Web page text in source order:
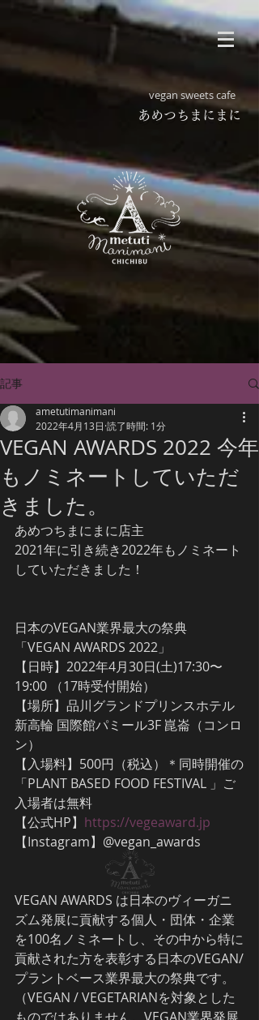
vegan sweets cafe
​あめつちまにまに
記事
VEGAN AWARDS 2022 今年
もノミネートしていただ
きました。
ametutimanimani
2022年4月13日 読了時間: 1分
あめつちまにまに店主
2021年に引き続き2022年もノミネート
していただきました！
日本のVEGAN業界最大の祭典
「VEGAN AWARDS 2022」
【日時】2022年4月30日(土)17:30〜
19:00 （17時受付開始）
【場所】品川グランドプリンスホテル
新高輪 国際館パミール3F 崑崙（コンロ
ン）
【入場料】500円（税込）＊同時開催の
「PLANT BASED FOOD FESTIVAL 」ご
入場者は無料
【公式HP】 https://vegeaward.jp
【Instagram】@vegan_awards
VEGAN AWARDS は日本のヴィーガニ
ズム発展に貢献する個人・団体・企業
を100名ノミネートし、その中から特に
貢献された方を表彰する日本のVEGAN/
プラントベース業界最大の祭典です。
（VEGAN / VEGETARIANを対象とした